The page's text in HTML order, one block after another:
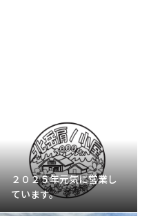
２０２５年元気に営業し
ています。